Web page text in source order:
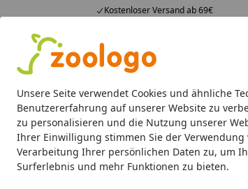
Unsere Seite verwendet Cookies und ähnliche
Benutzererfahrung auf unserer Website zu
zu personalisieren und die Nutzung unserer
Ihrer Einwilligung stimmen Sie der Verwendung
Verarbeitung Ihrer persönlichen Daten zu, um
Surferlebnis und mehr Funktionen zu bieten.
Kostenloser Versand ab 69€
4,73
23.589 Bewertungen
Alle Produkte
Alle Produkte Angebote Neuheiten
MJAMJAM Katze Nassfutter Katze
Startseite
MJAMJAM BARF Öle